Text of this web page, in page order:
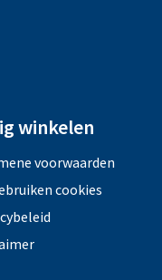
winkelen
voorwaarden
cookies